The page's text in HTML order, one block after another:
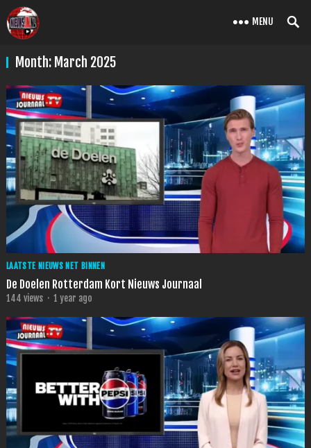
MENU
Month: March 2025
LAATSTE NIEUWS NET BINNEN
De Doelen Rotterdam Kort Nieuws Journaal
144 views · 1 year ago